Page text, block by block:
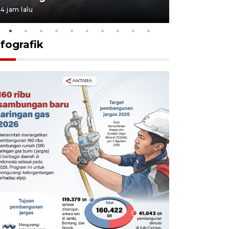
4 jam lalu